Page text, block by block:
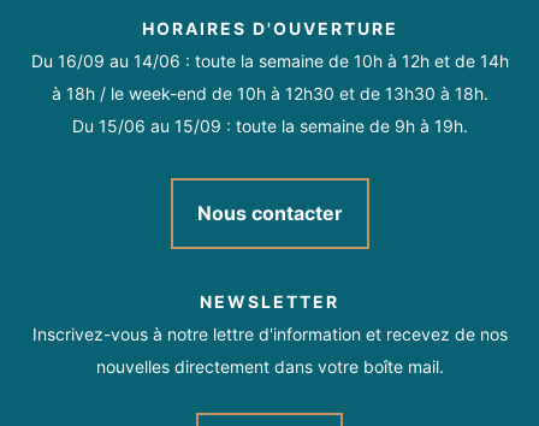
Animaux acceptés
Conforts
Double vitrage Four
Lave linge privatif Lave vaisselle Réfrigérateur
HORAIRES D'OUVERTURE
Du 16/09 au 14/06 : toute la semaine de 10h à 12h et de 14h
à 18h / le week-end de 10h à 12h30 et de 13h30 à 18h.
Du 15/06 au 15/09 : toute la semaine de 9h à 19h.
Nous contacter
NEWSLETTER
Inscrivez-vous à notre lettre d'information et recevez de nos
nouvelles directement dans votre boîte mail.